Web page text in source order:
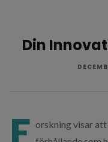
Din
orskning visar